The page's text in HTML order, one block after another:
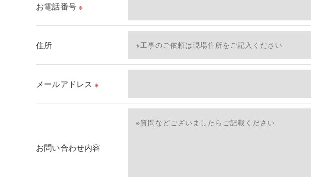
＜個人情報を与えなかった場合に生じる結果＞
了承ください。
＜個人情報の開示･訂正・削除･利用停止の手続について＞
ご本人である事を確認のうえ、対応させて頂きます。
個人情報の開示･訂正･削除・利用停止の具体的手続きにつきましては、
お電話番号 ※
住所
メールアドレス ※
お問い合わせ内容